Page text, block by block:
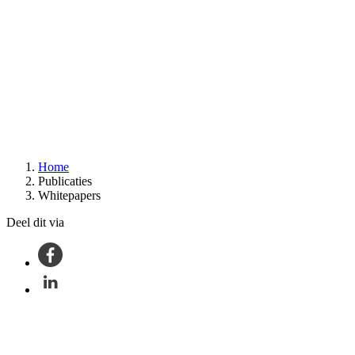
Kruimelpad
Home
Publicaties
Whitepapers
Deel dit via
Facebook
LinkedIn